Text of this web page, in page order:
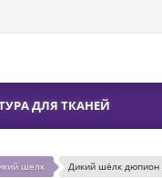
ДЛЯ ТКАНЕЙ
шелк Дикий шёлк дюпион